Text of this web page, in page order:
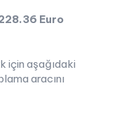
Euro
için aşağıdaki
aracını